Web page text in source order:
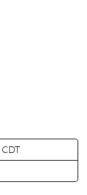
CDT